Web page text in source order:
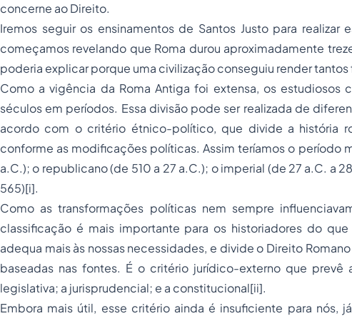
concerne ao Direito.
Iremos seguir os ensinamentos de Santos Justo para realizar
começamos revelando que Roma durou aproximadamente
poderia explicar porque uma civilização conseguiu render
Como a vigência da Roma Antiga foi extensa, os estudiosos
séculos em períodos. Essa divisão pode ser realizada de
acordo com o critério étnico-político, que divide a história
conforme as modificações políticas. Assim teríamos o período
a.C.); o republicano (de 510 a 27 a.C.); o imperial (de 27 a.C. a
565)[i].
Como as transformações políticas nem sempre
classificação é mais importante para os historiadores do
adequa mais às nossas necessidades, e divide o Direito
baseadas nas fontes. É o critério jurídico-externo que prevê
legislativa; a jurisprudencial; e a constitucional[ii].
Embora mais útil, esse critério ainda é insuficiente para nós,